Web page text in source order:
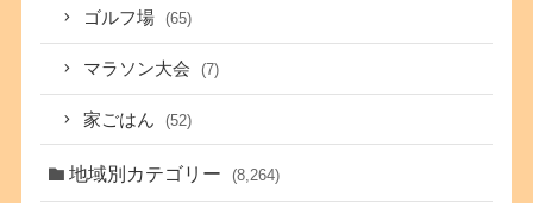
ゴルフ場 (65)
マラソン大会 (7)
家ごはん (52)
地域別カテゴリー (8,264)